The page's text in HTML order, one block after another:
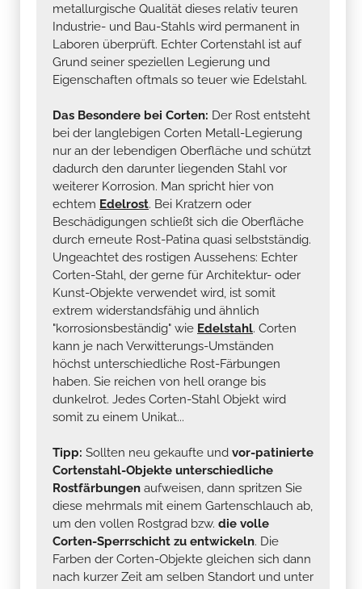
metallurgische Qualität dieses relativ teuren
Industrie- und Bau-Stahls wird permanent in
Laboren überprüft. Echter Cortenstahl ist auf
Grund seiner speziellen Legierung und
Eigenschaften oftmals so teuer wie Edelstahl.
Das Besondere bei Corten: Der Rost entsteht
bei der langlebigen Corten Metall-Legierung
nur an der lebendigen Oberfläche und schützt
dadurch den darunter liegenden Stahl vor
weiterer Korrosion. Man spricht hier von
echtem Edelrost. Bei Kratzern oder
Beschädigungen schließt sich die Oberfläche
durch erneute Rost-Patina quasi selbstständig.
Ungeachtet des rostigen Aussehens: Echter
Corten-Stahl, der gerne für Architektur- oder
Kunst-Objekte verwendet wird, ist somit
extrem widerstandsfähig und ähnlich
"korrosionsbeständig" wie Edelstahl. Corten
kann je nach Verwitterungs-Umständen
höchst unterschiedliche Rost-Färbungen
haben. Sie reichen von hell orange bis
dunkelrot. Jedes Corten-Stahl Objekt wird
somit zu einem Unikat...
Tipp: Sollten neu gekaufte und vor-patinierte
Cortenstahl-Objekte unterschiedliche
Rostfärbungen aufweisen, dann spritzen Sie
diese mehrmals mit einem Gartenschlauch ab,
um den vollen Rostgrad bzw. die volle
Corten-Sperrschicht zu entwickeln. Die
Farben der Corten-Objekte gleichen sich dann
nach kurzer Zeit am selben Standort und unter